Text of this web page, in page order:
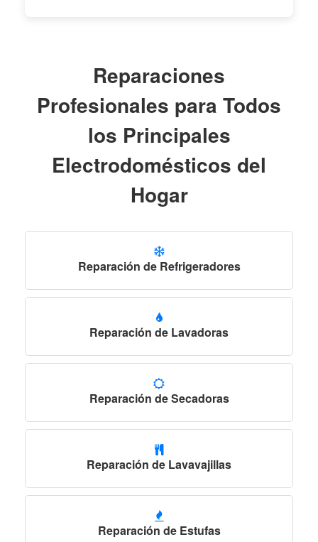
Reparaciones
Profesionales para Todos
los Principales
Electrodomésticos del
Hogar
Reparación de Refrigeradores
Reparación de Lavadoras
Reparación de Secadoras
Reparación de Lavavajillas
Reparación de Estufas